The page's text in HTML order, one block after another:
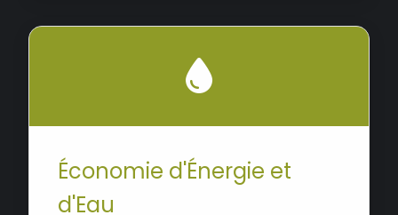
Économie d'Énergie et
d'Eau